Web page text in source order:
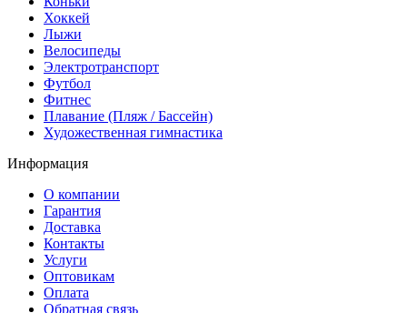
Хоккей
Лыжи
Велосипеды
Электротранспорт
Футбол
Фитнес
Плавание (Пляж / Бассейн)
Художественная гимнастика
Информация
О компании
Гарантия
Доставка
Контакты
Услуги
Оптовикам
Оплата
Обратная связь